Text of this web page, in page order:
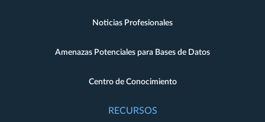
Noticias Profesionales
Amenazas Potenciales para Bases de Datos
Centro de Conocimiento
RECURSOS